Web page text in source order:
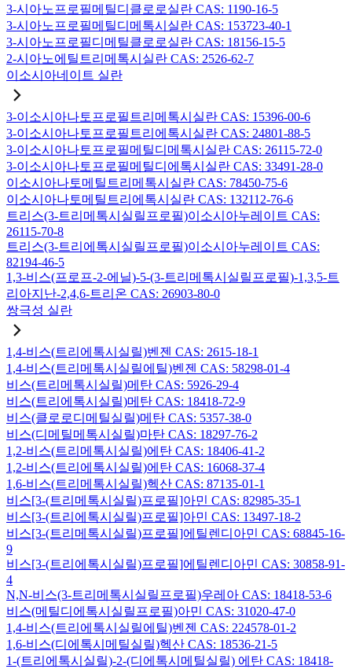
3-시아노프로필메틸디클로로실란 CAS: 1190-16-5
3-시아노프로필메틸디메톡시실란 CAS: 153723-40-1
3-시아노프로필디메틸클로로실란 CAS: 18156-15-5
2-시아노에틸트리메톡시실란 CAS: 2526-62-7
이소시아네이트 실란
3-이소시아나토프로필트리메톡시실란 CAS: 15396-00-6
3-이소시아나토프로필트리에톡시실란 CAS: 24801-88-5
3-이소시아나토프로필메틸디메톡시실란 CAS: 26115-72-0
3-이소시아나토프로필메틸디에톡시실란 CAS: 33491-28-0
이소시아나토메틸트리메톡시실란 CAS: 78450-75-6
이소시아나토메틸트리에톡시실란 CAS: 132112-76-6
트리스(3-트리메톡시실릴프로필)이소시아누레이트 CAS:
26115-70-8
트리스(3-트리에톡시실릴프로필)이소시아누레이트 CAS:
82194-46-5
1,3-비스(프로프-2-에닐)-5-(3-트리메톡시실릴프로필)-1,3,5-트
리아지난-2,4,6-트리온 CAS: 26903-80-0
쌍극성 실란
1,4-비스(트리에톡시실릴)벤젠 CAS: 2615-18-1
1,4-비스(트리메톡시실릴에틸)벤젠 CAS: 58298-01-4
비스(트리메톡시실릴)메탄 CAS: 5926-29-4
비스(트리에톡시실릴)메탄 CAS: 18418-72-9
비스(클로로디메틸실릴)메탄 CAS: 5357-38-0
비스(디메틸메톡시실릴)마탄 CAS: 18297-76-2
1,2-비스(트리메톡시실릴)에탄 CAS: 18406-41-2
1,2-비스(트리에톡시실릴)에탄 CAS: 16068-37-4
1,6-비스(트리메톡시실릴)헥산 CAS: 87135-01-1
비스[3-(트리메톡시실릴)프로필]아민 CAS: 82985-35-1
비스[3-(트리에톡시실릴)프로필]아민 CAS: 13497-18-2
비스[3-(트리메톡시실릴)프로필]에틸렌디아민 CAS: 68845-16-
9
비스[3-(트리에톡시실릴)프로필]에틸렌디아민 CAS: 30858-91-
4
N,N-비스(3-트리메톡시실릴프로필)우레아 CAS: 18418-53-6
비스(메틸디에톡시실릴프로필)아민 CAS: 31020-47-0
1,4-비스(트리에톡시실릴에틸)벤젠 CAS: 224578-01-2
1,6-비스(디에톡시메틸실릴)헥산 CAS: 18536-21-5
1-(트리에톡시실릴)-2-(디에톡시메틸실릴) 에탄 CAS: 18418-